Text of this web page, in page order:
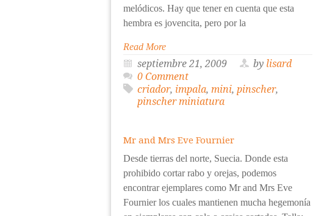
melódicos. Hay que tener en cuenta que esta
hembra es jovencita, pero por la
Read More
septiembre 21, 2009 by lisard
0 Comment
criador, impala, mini, pinscher,
pinscher miniatura
Mr and Mrs Eve Fournier
Desde tierras del norte, Suecia. Donde esta
prohibido cortar rabo y orejas, podemos
encontrar ejemplares como Mr and Mrs Eve
Fournier los cuales mantienen mucha hegemonía